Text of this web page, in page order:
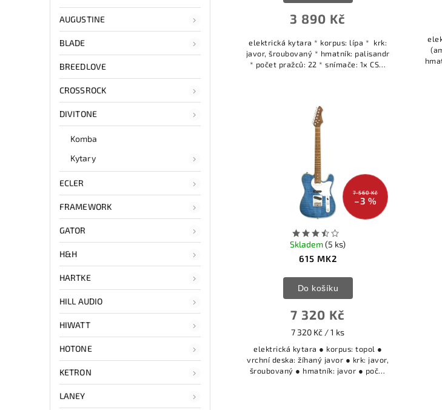
AUGUSTINE
BLADE
BREEDLOVE
CROSSROCK
DIVITONE
Komba
Kytary
ECLER
FRAMEWORK
GATOR
H&H
HARTKE
HILL AUDIO
HIWATT
HOTONE
KETRON
LANEY
3 890 Kč
elektrická kytara * korpus: lípa * krk:
javor, šroubovaný * hmatník: palisandr
* počet pražců: 22 * snímače: 1x CS-1
7 560 Kč
–3 %
615 MK2
Skladem(5 ks)
7 320 Kč
7 320 Kč / 1 ks
Do košíku
elektrická kytara ● korpus: topol ●
vrchní deska: žíhaný javor ● krk: javor,
šroubovaný ● hmatník: javor ● počet